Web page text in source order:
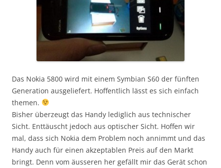
Das Nokia 5800 wird mit einem Symbian S60 der fünften
Generation ausgeliefert. Hoffentlich lässt es sich einfach
themen.
Bisher überzeugt das Handy lediglich aus technischer
Sicht. Enttäuscht jedoch aus optischer Sicht. Hoffen wir
mal, dass sich Nokia dem Problem noch annimmt und das
Handy auch für einen akzeptablen Preis auf den Markt
bringt. Denn vom äusseren her gefällt mir das Gerät schon